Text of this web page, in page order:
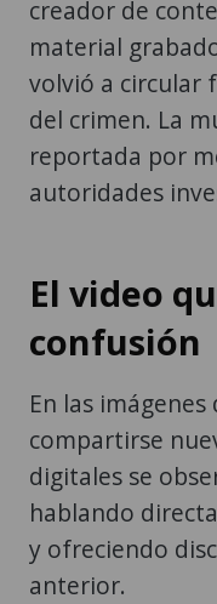
creador de
material
volvió a circular
del crimen. La
reportada por
autoridades
El video
confusión
En las
compartirse
digitales se
hablando
y ofreciendo
anterior.